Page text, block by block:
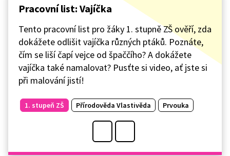
Pracovní list: Vajíčka
Tento pracovní list pro žáky 1. stupně ZŠ ověří, zda
dokážete odlišit vajíčka různých ptáků. Poznáte,
čím se liší čapí vejce od špaččího? A dokážete
vajíčka také namalovat? Pusťte si video, ať jste si
při malování jistí!
1. stupeň ZŠ Přírodověda Vlastivěda Prvouka